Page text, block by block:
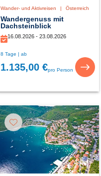
Wander- und Aktivreisen | Österreich
Wandergenuss mit
Dachsteinblick
16.08.2026 - 23.08.2026
8 Tage | ab
1.135,00 €pro Person